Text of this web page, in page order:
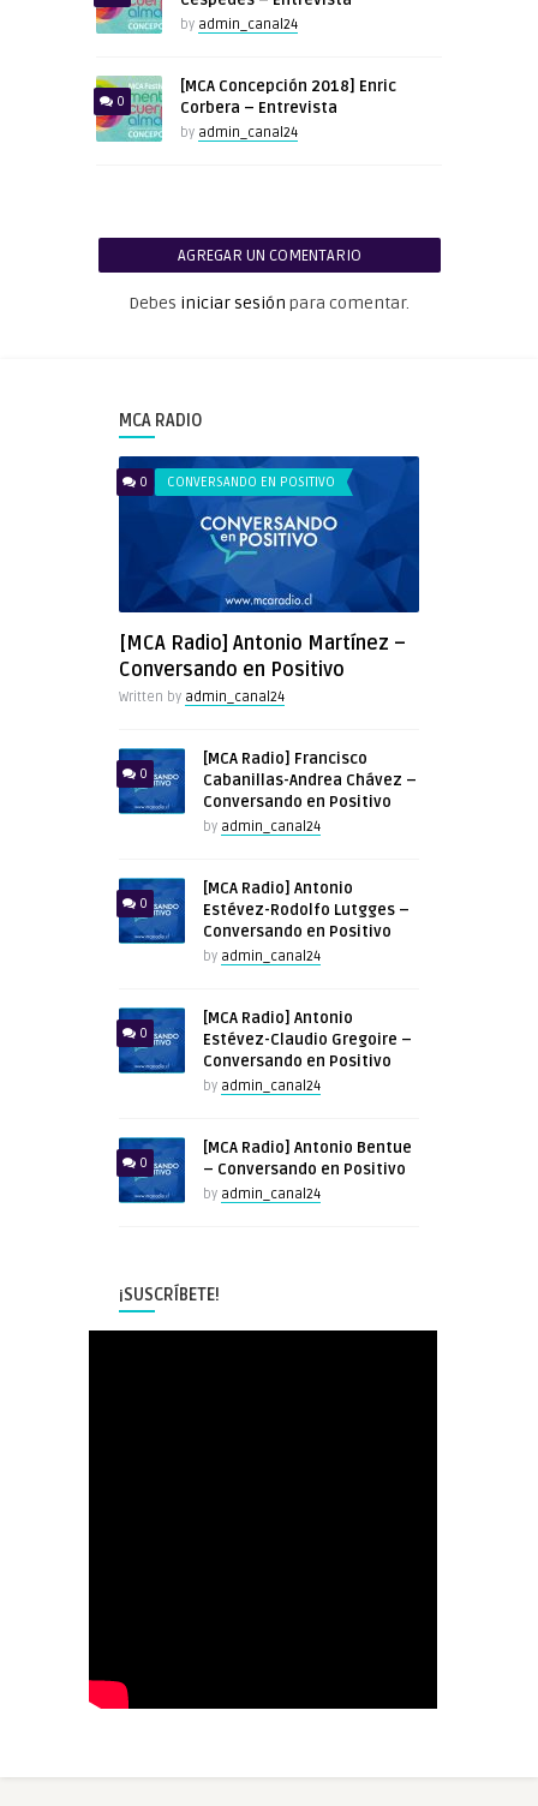
by admin_canal24
0
[MCA Concepción 2018] Enric
Corbera – Entrevista
by admin_canal24
AGREGAR UN COMENTARIO
Debes iniciar sesión para comentar.
MCA RADIO
0 CONVERSANDO EN POSITIVO
[MCA Radio] Antonio Martínez –
Conversando en Positivo
Written by admin_canal24
0
[MCA Radio] Francisco
Cabanillas-Andrea Chávez –
Conversando en Positivo
by admin_canal24
0
[MCA Radio] Antonio
Estévez-Rodolfo Lutgges –
Conversando en Positivo
by admin_canal24
0
[MCA Radio] Antonio
Estévez-Claudio Gregoire –
Conversando en Positivo
by admin_canal24
0
[MCA Radio] Antonio Bentue
– Conversando en Positivo
by admin_canal24
¡SUSCRÍBETE!